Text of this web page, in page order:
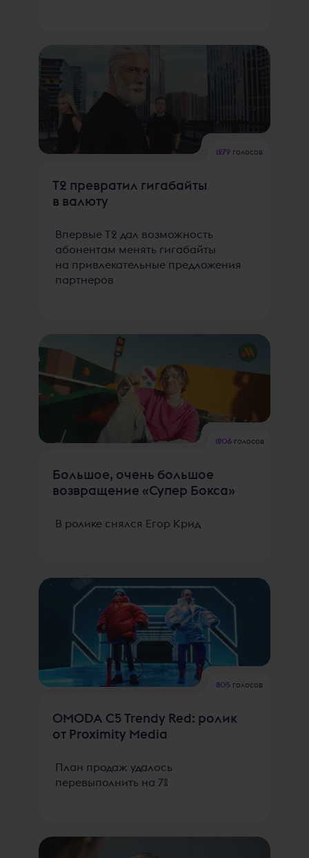
1279 голосов
T2 превратил гигабайты
в валюту
Впервые Т2 дал возможность
абонентам менять гигабайты
на привлекательные предложения
партнеров
1206голосов
Большое, очень большое
возвращение «Супер Бокса»
В ролике снялся Егор Крид
805 голосов
OMODA C5 Trendy Red: ролик
от Proximity Media
План продаж удалось
перевыполнить на 7%